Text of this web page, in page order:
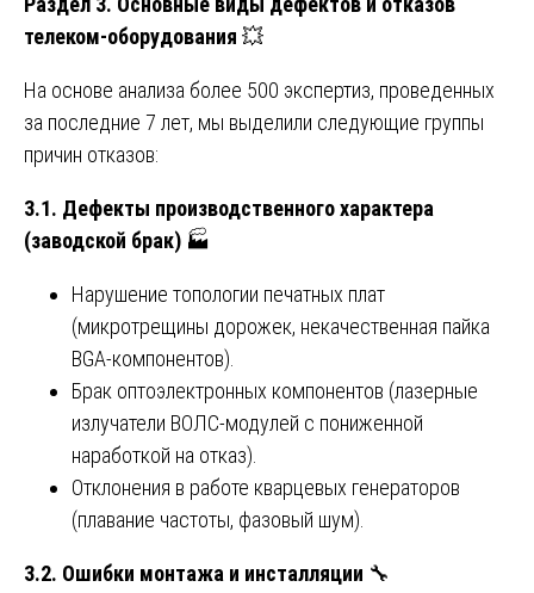
телеком-оборудования 💥
На основе анализа более 500 экспертиз, проведенных
за последние 7 лет, мы выделили следующие группы
причин отказов:
3.1. Дефекты производственного характера
(заводской брак) 🏭
Нарушение топологии печатных плат
(микротрещины дорожек, некачественная пайка
BGA-компонентов).
Брак оптоэлектронных компонентов (лазерные
излучатели ВОЛС-модулей с пониженной
наработкой на отказ).
Отклонения в работе кварцевых генераторов
(плавание частоты, фазовый шум).
3.2. Ошибки монтажа и инсталляции 🔧